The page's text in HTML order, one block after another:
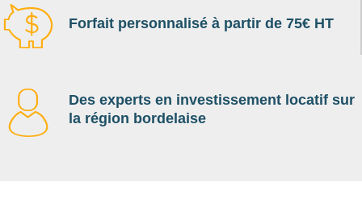
Forfait personnalisé à partir de 75€ HT
Des experts en investissement locatif sur
la région bordelaise